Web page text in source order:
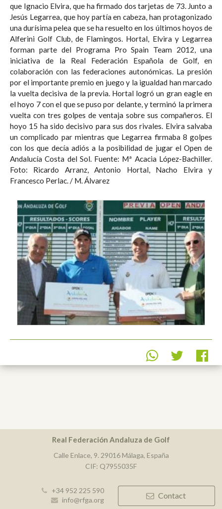
que Ignacio Elvira, que ha firmado dos tarjetas de 73. Junto a
Jesús Legarrea, que hoy partía en cabeza, han protagonizado
una durísima pelea que se ha resuelto en los últimos hoyos de
Alferini Golf Club, de Flamingos. Hortal, Elvira y Legarrea
forman parte del Programa Pro Spain Team 2012, una
iniciativa de la Real Federación Española de Golf, en
colaboración con las federaciones autonómicas. La presión
por el importante premio en juego y la igualdad han marcado
la vuelta decisiva de la previa. Hortal logró un gran eagle en
el hoyo 7 con el que se puso por delante, y terminó la primera
vuelta con tres golpes de ventaja sobre sus compañeros. El
hoyo 15 ha sido decisivo para sus dos rivales. Elvira salvaba
un complicado par mientras que Legarrea firmaba 8 golpes
con los que decía adiós a la posibilidad de jugar el Open de
Andalucía Costa del Sol. Fuente: Mª Acacia López-Bachiller.
Foto: Ricardo Arranz, Antonio Hortal, Nacho Elvira y
Francesco Perlac. / M. Álvarez
Real Federación Andaluza de Golf
Calle Enlace, 9. 29016 Málaga, España
CIF: Q7955035F
+34 952 225 590
info@rfga.org
Contact